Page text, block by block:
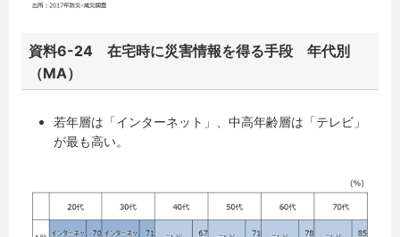
資料6-24 在宅時に災害情報を得る手段 年代別
（MA）
若年層は「インターネット」、中高年齢層は「テレビ」
が最も高い。